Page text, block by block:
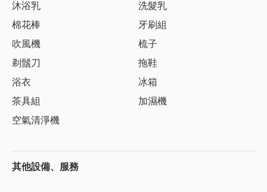
沐浴乳
洗髮乳
棉花棒
牙刷組
吹風機
梳子
剃鬚刀
拖鞋
浴衣
冰箱
茶具組
加濕機
空氣清淨機
其他設備、服務